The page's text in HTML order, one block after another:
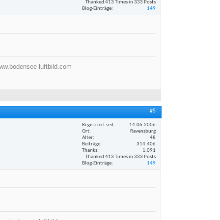
Thanked 413 Times in 333 Posts
Blog-Einträge
149
luftbild.com
#5
Registriert seit
14.06.2006
Ort
Ravensburg
Alter
48
Beiträge
314.406
Thanks
1.091
Thanked 413 Times in 333 Posts
Blog-Einträge
149